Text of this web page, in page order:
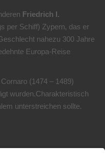
Friedrich I.
per Schiff) Zypern, das er
nahezu 300 Jahre
Europa-Reise
(1474 – 1489)
wurden.Charakteristisch
unterstreichen sollte.